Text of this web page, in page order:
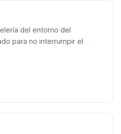
del entorno del
para no interrumpir el